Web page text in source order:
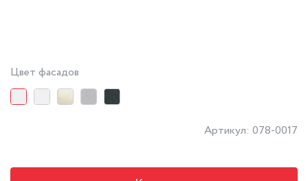
Цвет фасадов
Артикул: 078-0017